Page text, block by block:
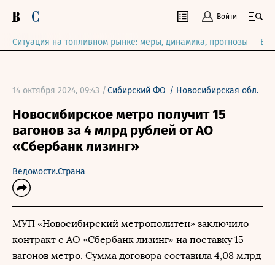
Войти
Ситуация на топливном рынке: меры, динамика, прогнозы
14 октября 2024, 09:43 /Сибирский ФО / Новосибирская обл.
Новосибирское метро получит 15
вагонов за 4 млрд рублей от АО
«Сбербанк лизинг»
Ведомости.Страна
МУП «Новосибирский метрополитен» заключило
контракт с АО «Сбербанк лизинг» на поставку 15
вагонов метро. Сумма договора составила 4,08 млрд